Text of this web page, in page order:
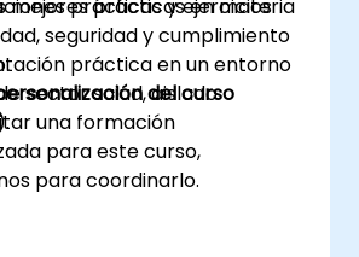
mejores prácticas en materia
seguridad y cumplimiento
prácticas y ejercicios
práctica en un entorno
sector salud, aislado
del curso
una formación
para este curso,
para coordinarlo.